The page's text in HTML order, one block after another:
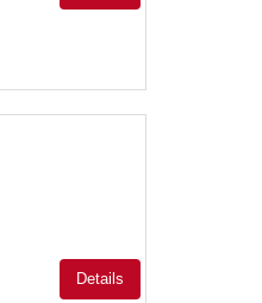
Details